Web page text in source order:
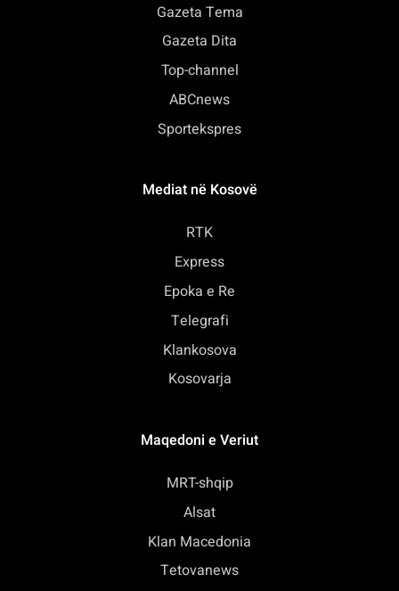
Gazeta Tema
Gazeta Dita
Top-channel
ABCnews
Sportekspres
Mediat në Kosovë
RTK
Express
Epoka e Re
Telegrafi
Klankosova
Kosovarja
Maqedoni e Veriut
MRT-shqip
Alsat
Klan Macedonia
Tetovanews